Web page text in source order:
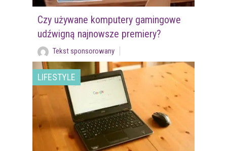
Czy używane komputery gamingowe
udźwigną najnowsze premiery?
Tekst sponsorowany
LIFESTYLE